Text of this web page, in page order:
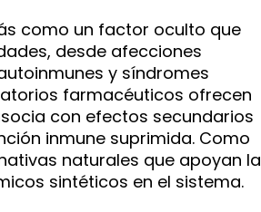
como un factor oculto que
desde afecciones
y síndromes
farmacéuticos ofrecen
con efectos secundarios
inmune suprimida. Como
naturales que apoyan la
sintéticos en el sistema.